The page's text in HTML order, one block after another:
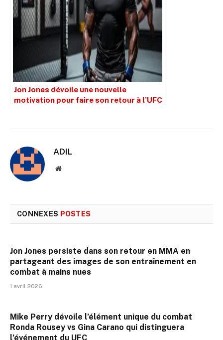
Jon Jones dévoile une nouvelle
motivation pour faire son retour à l’UFC
ADIL
Site
CONNEXES POSTES
Jon Jones persiste dans son retour en MMA en
partageant des images de son entraînement en
combat à mains nues
1 avril 2026
Mike Perry dévoile l’élément unique du combat
Ronda Rousey vs Gina Carano qui distinguera
l’événement du UFC